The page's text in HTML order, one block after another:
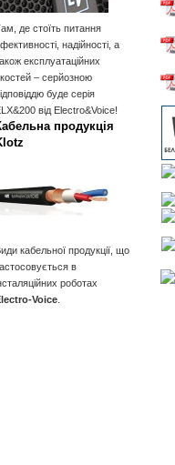
де стоїть питання
надійності, а
експлуатаційних
– серйозною
буде серія
від Electro&Voice!
продукція
кабельної продукції, що
в
роботах
Voice